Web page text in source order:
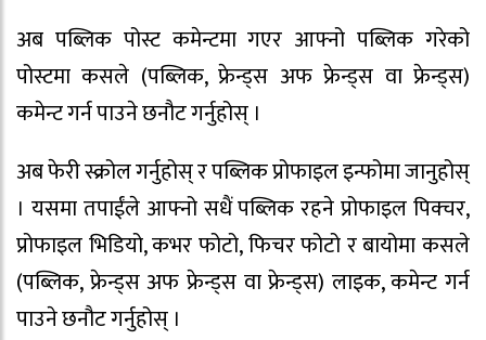
अब पब्लिक पोस्ट कमेन्टमा गएर आफ्नो पब्लिक गरेको
पोस्टमा कसले (पब्लिक, फ्रेन्ड्स अफ फ्रेन्ड्स वा फ्रेन्ड्स)
कमेन्ट गर्न पाउने छनौट गर्नुहोस् ।
अब फेरी स्क्रोल गर्नुहोस् र पब्लिक प्रोफाइल इन्फोमा जानुहोस्
। यसमा तपाईंले आफ्नो सधैं पब्लिक रहने प्रोफाइल पिक्चर,
प्रोफाइल भिडियो, कभर फोटो, फिचर फोटो र बायोमा कसले
(पब्लिक, फ्रेन्ड्स अफ फ्रेन्ड्स वा फ्रेन्ड्स) लाइक, कमेन्ट गर्न
पाउने छनौट गर्नुहोस् ।